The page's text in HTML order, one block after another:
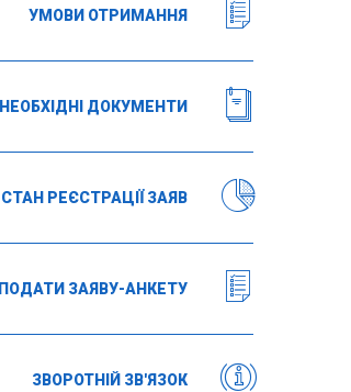
УМОВИ ОТРИМАННЯ
НЕОБХІДНІ ДОКУМЕНТИ
СТАН РЕЄСТРАЦІЇ ЗАЯВ
ПОДАТИ ЗАЯВУ-АНКЕТУ
ЗВОРОТНІЙ ЗВ'ЯЗОК